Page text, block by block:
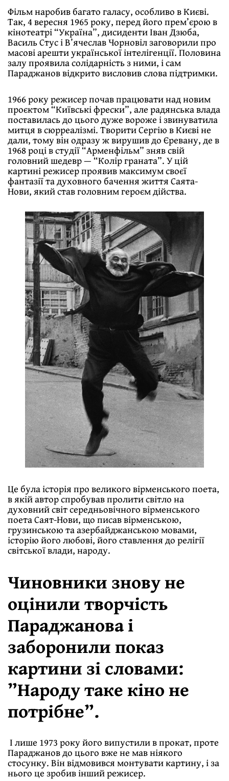
Фільм наробив багато галасу, особливо в Києві.
Так, 4 вересня 1965 року, перед його прем’єрою в
кінотеатрі “Україна”, дисиденти Іван Дзюба,
Василь Стус і В’ячеслав Чорновіл заговорили про
масові арешти української інтелігенції. Половина
залу проявила солідарність з ними, і сам
Параджанов відкрито висловив слова підтримки.
1966 року режисер почав працювати над новим
проєктом “Київські фрески”, але радянська влада
поставилась до цього дуже вороже і звинуватила
митця в сюрреалізмі. Творити Сергію в Києві не
дали, тому він одразу ж вирушив до Єревану, де в
1968 році в студії “Арменфільм” зняв свій
головний шедевр — “Колір граната”. У цій
картині режисер проявив максимум своєї
фантазії та духовного бачення життя Саята-
Нови, який став головним героєм дійства.
Це була історія про великого вірменського поета,
в якій автор спробував пролити світло на
духовний світ середньовічного вірменського
поета Саят-Нови, що писав вірменською,
грузинською та азербайджанською мовами,
історію його любові, його ставлення до релігії
світської влади, народу.
Чиновники знову не
оцінили творчість
Параджанова і
заборонили показ
картини зі словами:
”Народу таке кіно не
потрібне”.
І лише 1973 року його випустили в прокат, проте
Параджанов до цього вже не мав ніякого
стосунку. Він відмовився монтувати картину, і за
нього це зробив інший режисер.